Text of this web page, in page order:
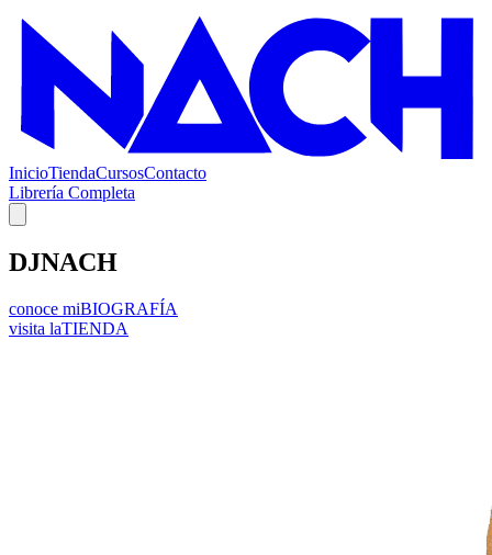
InicioTiendaCursosContacto
Librería Completa
DJNACH
conoce miBIOGRAFÍA
visita laTIENDA